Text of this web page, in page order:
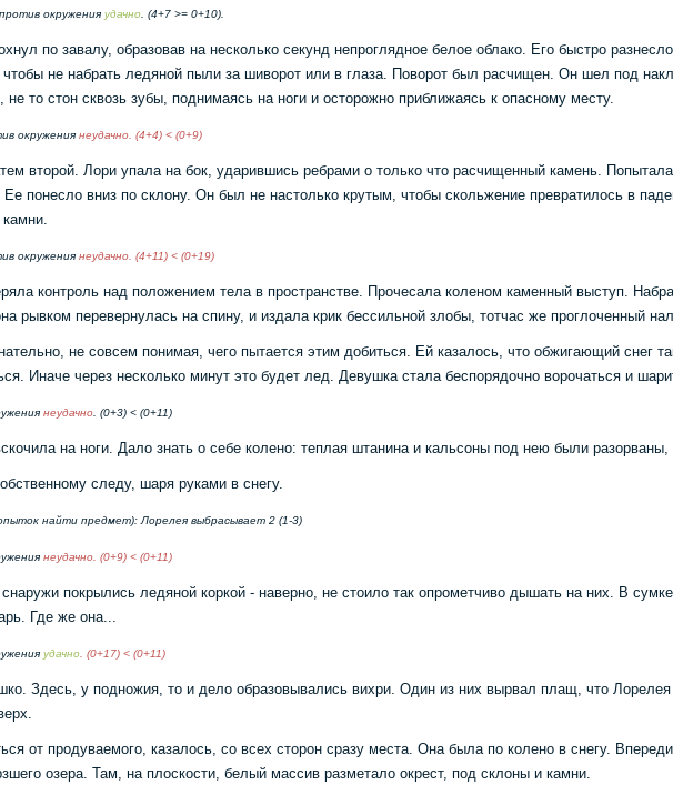
окружения удачно . (4+7 >= 0+10).
по завалу, образовав на несколько секунд непроглядное белое облако. Его быстро
чтобы не набрать ледяной пыли за шиворот или в глаза. Поворот был расчищен. Он шел под
то стон сквозь зубы, поднимаясь на ноги и осторожно приближаясь к опасному месту.
окружения неудачно. (4+4) < (0+9)
второй. Лори упала на бок, ударившись ребрами о только что расчищенный камень.
Ее понесло вниз по склону. Он был не настолько крутым, чтобы скольжение превратилось в
окружения неудачно. (4+11) < (0+19)
контроль над положением тела в пространстве. Прочесала коленом каменный выступ.
рывком перевернулась на спину, и издала крик бессильной злобы, тотчас же проглоченный
не совсем понимая, чего пытается этим добиться. Ей казалось, что обжигающий снег
Иначе через несколько минут это будет лед. Девушка стала беспорядочно ворочаться и
неудачно . (0+3) < (0+11)
на ноги. Дало знать о себе колено: теплая штанина и кальсоны под нею были разорваны,
следу, шаря руками в снегу.
найти предмет): Лорелея выбрасывает 2 (1-3)
неудачно. (0+9) < (0+11)
покрылись ледяной коркой - наверно, не стоило так опрометчиво дышать на них. В
Где же она...
удачно . (0+17) < (0+11)
Здесь, у подножия, то и дело образовывались вихри. Один из них вырвал плащ, что
от продуваемого, казалось, со всех сторон сразу места. Она была по колено в снегу.
озера. Там, на плоскости, белый массив разметало окрест, под склоны и камни.